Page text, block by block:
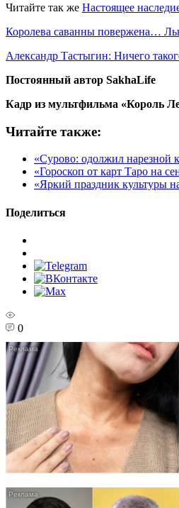
Читайте так же Настоящее
Королева саванны повержена…
Александр Тастыгин: Ничего
Постоянный автор SakhaLife
Кадр из мультфильма «Король
Читайте также:
«Сурово: одолжил нарезной
«Гороскоп от карт Таро на
«Яркий праздник культуры
Поделиться
0